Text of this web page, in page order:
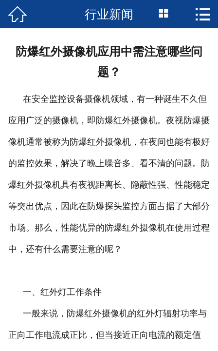
 首页
资质荣誉
服务支持
技术支持
 行业新闻  
防爆红外摄像机应用中需注意哪些问
题？
在安全监控设备摄像机领域，有一种诞生不久但
应用广泛的摄像机，即防爆红外摄像机。夜视防爆摄
像机通常被称为防爆红外摄像机，在夜间也能有极好
的监控效果，解决了晚上噪音多、看不清的问题。防
爆红外摄像机具有夜视距离长、隐蔽性强、性能稳定
等突出优点，因此在防爆探头监控方面占据了大部分
市场。那么，性能优异的防爆红外摄像机在使用过程
中，还有什么需要注意的呢？
一、红外灯工作条件
一般来说，防爆红外摄像机的红外灯辐射功率与
正向工作电流成正比，但当接近正向电流的额定值